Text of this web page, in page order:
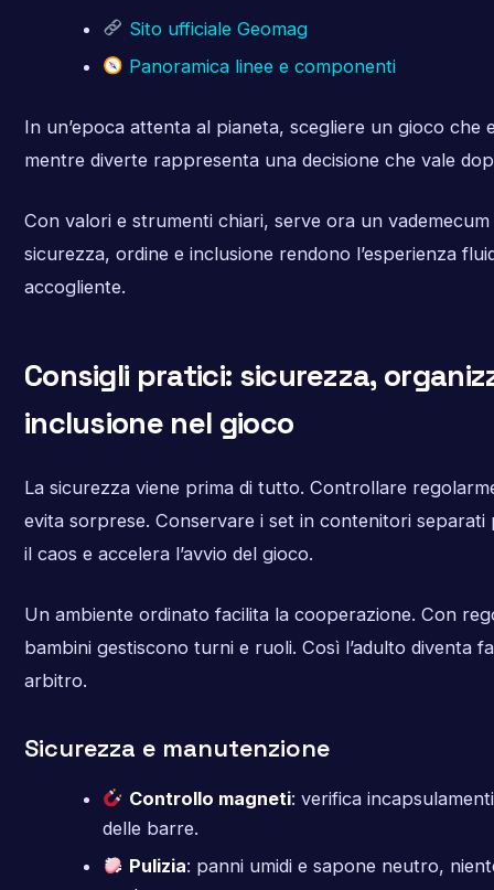
Sito ufficiale Geomag
Panoramica linee e componenti
In un’epoca attenta al pianeta, scegliere un gioco che
mentre diverte rappresenta una decisione che vale
Con valori e strumenti chiari, serve ora un
sicurezza, ordine e inclusione rendono l’esperienza
accogliente.
Consigli pratici: sicurezza,
inclusione nel gioco
La sicurezza viene prima di tutto. Controllare
evita sorprese. Conservare i set in contenitori
il caos e accelera l’avvio del gioco.
Un ambiente ordinato facilita la cooperazione. Con
bambini gestiscono turni e ruoli. Così l’adulto diventa
arbitro.
Sicurezza e manutenzione
Controllo magneti: verifica
delle barre.
Pulizia: panni umidi e sapone neutro,